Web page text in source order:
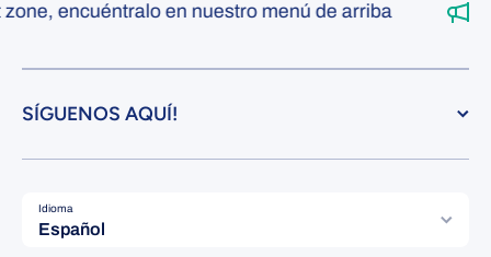
encuéntralo en nuestro menú de arriba
SÍGUENOS AQUÍ!
Idioma
Español